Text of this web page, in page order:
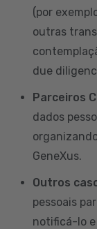
(por
outras
due
Parceiros
dados
GeneXus.
Outros
pessoais
notificá-lo